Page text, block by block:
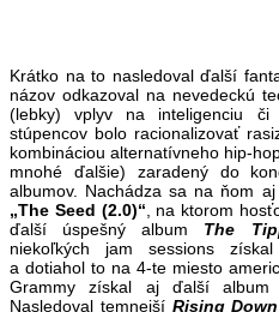
Krátko na to nasledoval ďalší
názov odkazoval na nevedeckú
(lebky) vplyv na inteligenciu či
stúpencov bolo racionalizovať
kombináciou alternatívneho hip-
mnohé ďalšie) zaradený do
albumov. Nachádza sa na ňom
„The Seed (2.0)“ , na ktorom
ďalší úspešný album The
niekoľkých jam sessions
a dotiahol to na 4-te miesto
Grammy získal aj ďalší album
Nasledoval temnejší Rising Down